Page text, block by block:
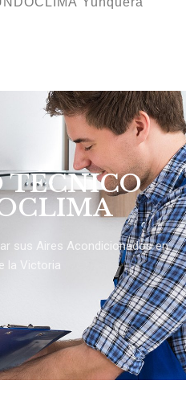
TÉCNICO
sus Aires Acondicionados en
la Victoria